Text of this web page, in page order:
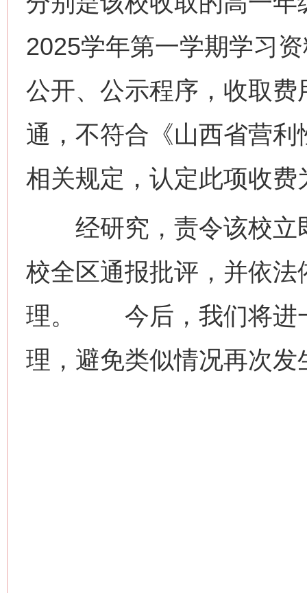
2025学年第一学期学习
公开、公示程序，收取
通，不符合《山西省营
相关规定，认定此项收费
经研究，责令该校立
校全区通报批评，并依
理。 今后，我们将进
理，避免类似情况再次